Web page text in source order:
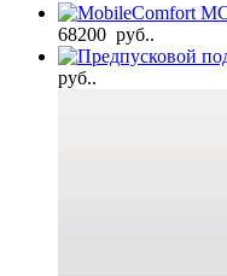
68200 руб..
руб..